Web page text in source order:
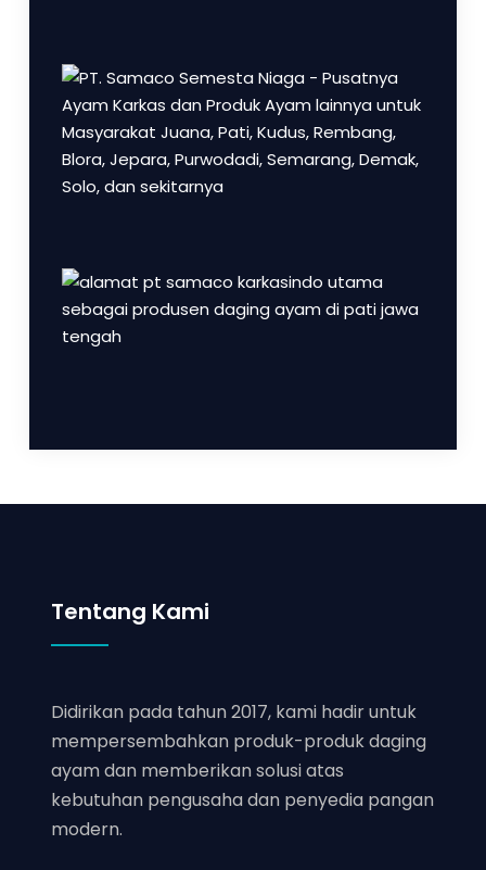
Tentang Kami
Didirikan pada tahun 2017, kami hadir untuk
mempersembahkan produk-produk daging
ayam dan memberikan solusi atas
kebutuhan pengusaha dan penyedia pangan
modern.